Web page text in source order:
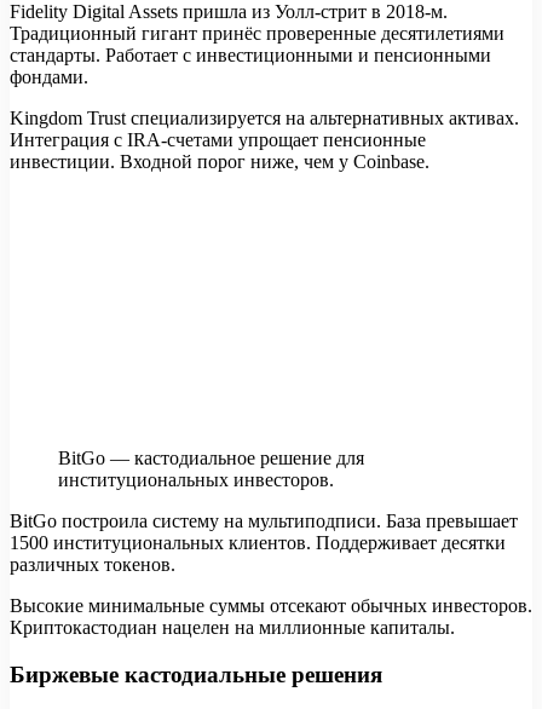
Fidelity Digital Assets пришла из Уолл-стрит в 2018-м.
Традиционный гигант принёс проверенные десятилетиями
стандарты. Работает с инвестиционными и пенсионными
фондами.
Kingdom Trust специализируется на альтернативных активах.
Интеграция с IRA-счетами упрощает пенсионные
инвестиции. Входной порог ниже, чем у Coinbase.
BitGo — кастодиальное решение для
институциональных инвесторов.
BitGo построила систему на мультиподписи. База превышает
1500 институциональных клиентов. Поддерживает десятки
различных токенов.
Высокие минимальные суммы отсекают обычных инвесторов.
Криптокастодиан нацелен на миллионные капиталы.
Биржевые кастодиальные решения